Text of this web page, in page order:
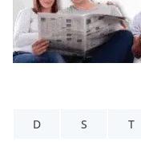
D
S T